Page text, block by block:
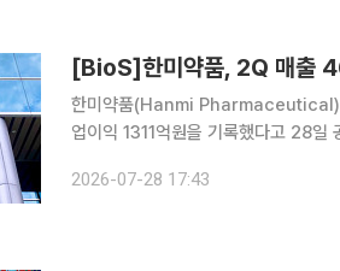
[BioS]한미약품, 2Q 매출
한미약품(Hanmi Pharmaceutical)
업이익 1311억원을 기록했다고 28
치를 상회하는 실적을 달성했다고 설
2026-07-28 17:43